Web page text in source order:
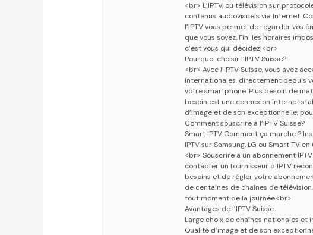
<br> L’IPTV, ou télévision sur
contenus audiovisuels via Internet.
l’IPTV vous permet de regarder vos
que vous soyez. Fini les horaires
c’est vous qui décidez!<br>
Pourquoi choisir l’IPTV Suisse?
<br> Avec l’IPTV Suisse, vous avez
internationales, directement depuis
votre smartphone. Plus besoin de
besoin est une connexion Internet
d’image et de son exceptionnelle,
Comment souscrire à l’IPTV Suisse?
Smart IPTV Comment ça marche ?
IPTV sur Samsung, LG ou Smart TV
<br> Souscrire à un abonnement
contacter un fournisseur d’IPTV
besoins et de régler votre
de centaines de chaînes de
tout moment de la journée.<br>
Avantages de l’IPTV Suisse
Large choix de chaînes nationales et
Qualité d’image et de son